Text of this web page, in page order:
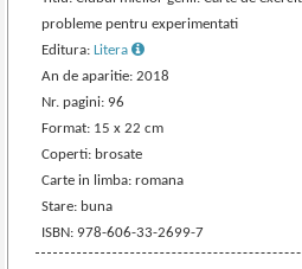
probleme pentru experimentati
Editura:Litera
An de aparitie: 2018
Nr. pagini: 96
Format: 15 x 22 cm
Coperti: brosate
Carte in limba: romana
Stare: buna
ISBN: 978-606-33-2699-7